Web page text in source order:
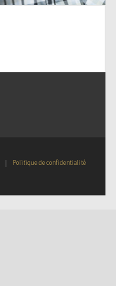
| Politique de confidentialité